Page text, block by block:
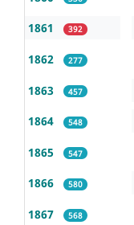
1861 392
1862 277
1863 457
1864 548
1865 547
1866 580
1867 568